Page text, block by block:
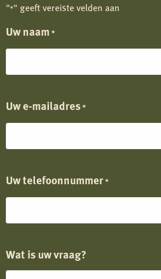
"*" geeft vereiste velden aan
Uw naam *
Uw e-mailadres*
Uw telefoonnummer*
Wat is uw vraag?